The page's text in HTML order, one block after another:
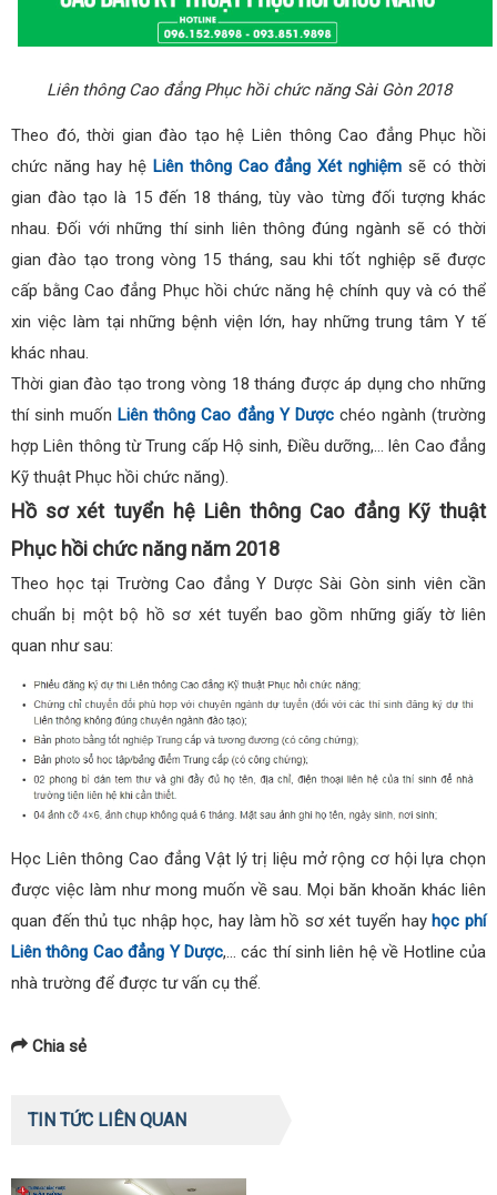
Liên thông Cao đẳng Phục hồi chức năng Sài Gòn 2018
Theo đó, thời gian đào tạo hệ Liên thông Cao đẳng Phục hồi
chức năng hay hệ Liên thông Cao đẳng Xét nghiệm sẽ có thời
gian đào tạo là 15 đến 18 tháng, tùy vào từng đối tượng khác
nhau. Đối với những thí sinh liên thông đúng ngành sẽ có thời
gian đào tạo trong vòng 15 tháng, sau khi tốt nghiệp sẽ được
cấp bằng Cao đẳng Phục hồi chức năng hệ chính quy và có thể
xin việc làm tại những bệnh viện lớn, hay những trung tâm Y tế
khác nhau.
Thời gian đào tạo trong vòng 18 tháng được áp dụng cho những
thí sinh muốnLiên thông Cao đẳng Y Dượcchéo ngành (trường
hợp Liên thông từ Trung cấp Hộ sinh, Điều dưỡng,… lên Cao đẳng
Kỹ thuật Phục hồi chức năng).
Hồ sơ xét tuyển hệ Liên thông Cao đẳng Kỹ thuật
Phục hồi chức năng năm 2018
Theo học tại Trường Cao đẳng Y Dược Sài Gòn sinh viên cần
chuẩn bị một bộ hồ sơ xét tuyển bao gồm những giấy tờ liên
quan như sau:
Học Liên thông Cao đẳng Vật lý trị liệu mở rộng cơ hội lựa chọn
được việc làm như mong muốn về sau. Mọi băn khoăn khác liên
quan đến thủ tục nhập học, hay làm hồ sơ xét tuyển hayhọc phí
Liên thông Cao đẳng Y Dược,… các thí sinh liên hệ về Hotline của
nhà trường để được tư vấn cụ thể.
Chia sẻ
TIN TỨC LIÊN QUAN